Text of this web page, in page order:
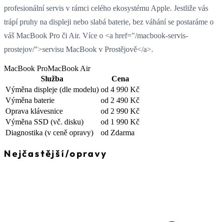
profesionální servis v rámci celého ekosystému Apple. Jestliže vás
trápí pruhy na displeji nebo slabá baterie, bez váhání se postaráme o
váš MacBook Pro či Air. Více o <a href="/macbook-servis-
prostejov/">servisu MacBook v Prostějově</a>.
MacBook ProMacBook Air
Služba
Cena
Výměna displeje (dle modelu) od 4 990 Kč
Výměna baterie
od 2 490 Kč
Oprava klávesnice
od 2 990 Kč
Výměna SSD (vč. disku)
od 1 990 Kč
Diagnostika (v ceně opravy) od Zdarma
Nejčastější/opravy